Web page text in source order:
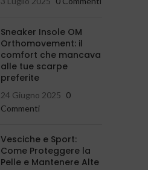
Sneaker Insole OM
Orthomovement: il
comfort che mancava
alle tue scarpe
preferite
24 Giugno 2025 0
Commenti
Vesciche e Sport:
Come Proteggere la
Pelle e Mantenere Alte